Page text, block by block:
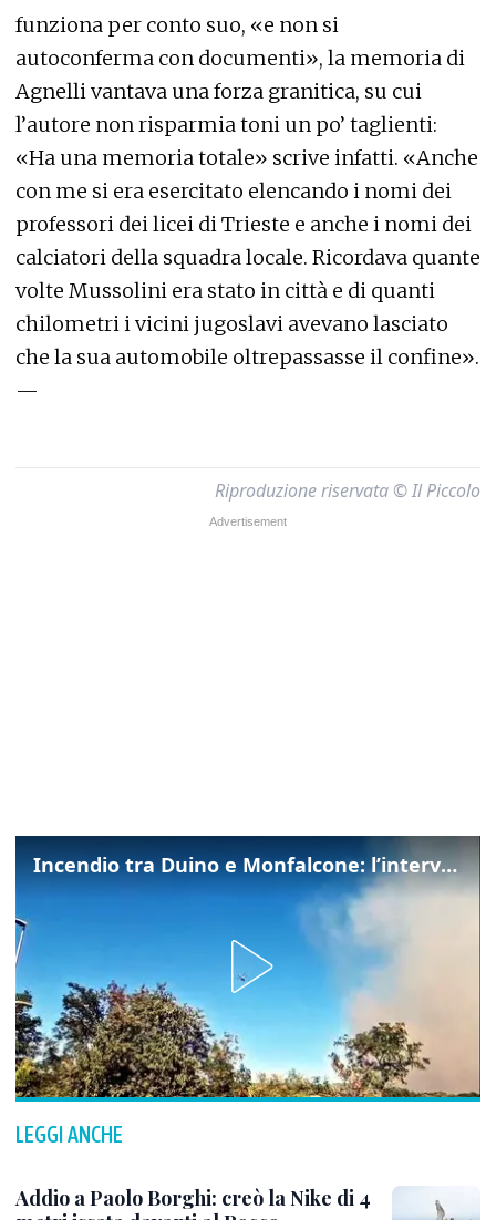
funziona per conto suo, «e non si
autoconferma con documenti», la memoria di
Agnelli vantava una forza granitica, su cui
l’autore non risparmia toni un po’ taglienti:
«Ha una memoria totale» scrive infatti. «Anche
con me si era esercitato elencando i nomi dei
professori dei licei di Trieste e anche i nomi dei
calciatori della squadra locale. Ricordava quante
volte Mussolini era stato in città e di quanti
chilometri i vicini jugoslavi avevano lasciato
che la sua automobile oltrepassasse il confine».
—
Riproduzione riservata © Il Piccolo
Incendio tra Duino e Monfalcone: l’intervento dei vigili del fuoco
LEGGI ANCHE
Addio a Paolo Borghi: creò la Nike di 4